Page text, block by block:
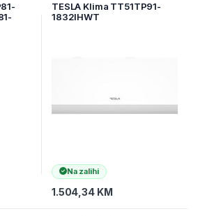
TESLA Klima TT51TP91-
1832IHWT
Na zalihi
1.504,34 KM